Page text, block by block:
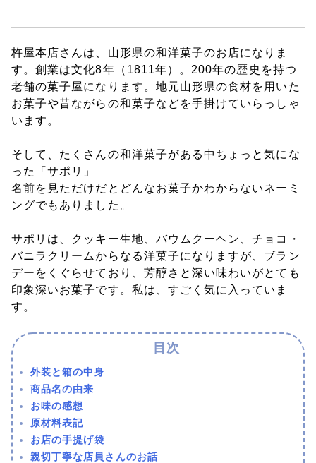
杵屋本店さんは、山形県の和洋菓子のお店になりま
す。創業は文化8年（1811年）。200年の歴史を持つ
老舗の菓子屋になります。地元山形県の食材を用いた
お菓子や昔ながらの和菓子などを手掛けていらっしゃ
います。
そして、たくさんの和洋菓子がある中ちょっと気にな
った「サポリ」
名前を見ただけだとどんなお菓子かわからないネーミ
ングでもありました。
サポリは、クッキー生地、バウムクーヘン、チョコ・
バニラクリームからなる洋菓子になりますが、ブラン
デーをくぐらせており、芳醇さと深い味わいがとても
印象深いお菓子です。私は、すごく気に入っていま
す。
外装と箱の中身
商品名の由来
お味の感想
原材料表記
お店の手提げ袋
親切丁寧な店員さんのお話